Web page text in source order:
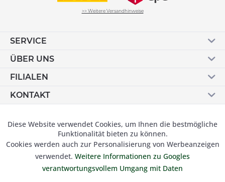
>> Weitere Versandhinweise
SERVICE
ÜBER UNS
FILIALEN
KONTAKT
© 2019 Besser Gehen Schockmann GmbH. Alle Preise inkl.
der gesetzl. MwSt und zzgl.Versandkosten.
Funktionale Aktiv
Marketing Inaktiv
Diese Website verwendet Cookies, um Ihnen die bestmögliche
Funktionalität bieten zu können.
Cookies werden auch zur Personalisierung von Werbeanzeigen
verwendet. Weitere Informationen zu Googles
verantwortungsvollem Umgang mit Daten